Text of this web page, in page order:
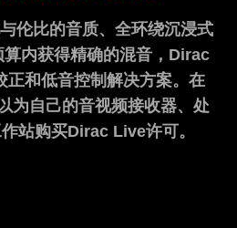
伦比的音质、全环绕沉浸式
内获得精确的混音，Dirac
正和低音控制解决方案。在
为自己的音视频接收器、处
站购买Dirac Live许可。